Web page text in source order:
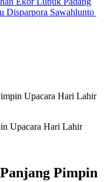
Disparpora Sawahlunto
Upacara Hari Lahir
Pimpin